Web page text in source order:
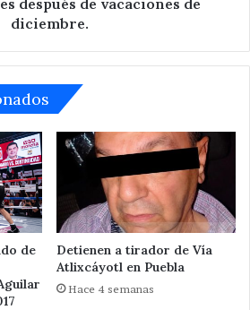
diciembre.
de
Detienen a tirador de Vía
Atlixcáyotl en Puebla
Hace 4 semanas